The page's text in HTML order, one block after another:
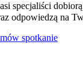
specjaliści
odpowiedzą na
spotkanie